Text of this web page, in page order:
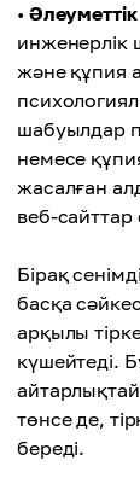
•
инженерлік
және құпия
шабуылдар
немесе
жасалған
веб-
Бірақ
басқа
арқылы
күшейтеді.
төнсе де,
береді.